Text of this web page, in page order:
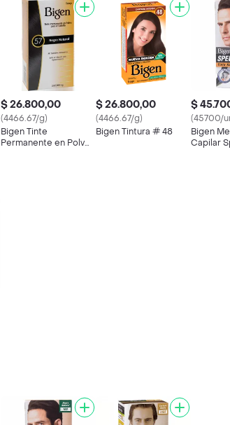
$ 26.800,00
(4466.67/g)
Bigen Tinte
Permanente en Polvo
$ 26.800,00
(4466.67/g)
Bigen Tintura # 48
$
(45700/
Bigen
Capilar